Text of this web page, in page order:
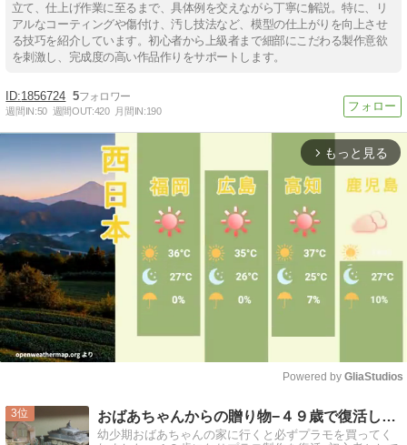
立て、仕上げ作業に至るまで、具体例を交えながら丁寧に解説。特に、リ
アルなコーティングや傷付け、汚し技法など、模型の仕上がりを向上させ
る技巧を紹介しています。初心者から上級者まで細部にこだわる製作意欲
を刺激し、完成度の高い作品作りをサポートします。
1856724 5
週間IN:50 週間OUT:420 月間IN:190
arrow_forward_ios もっと見る
Mute
Powered by GliaStudios
3 おばあちゃんからの贈り物−４９歳で復活したプラモ魂
幼少期おばあちゃんの家に行くと必ずプラモを買ってく